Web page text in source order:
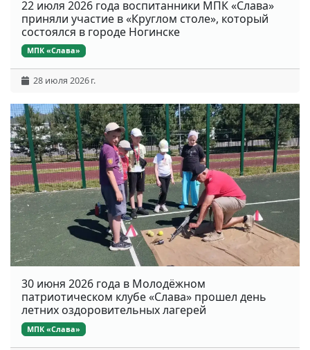
22 июля 2026 года воспитанники МПК «Слава»
приняли участие в «Круглом столе», который
состоялся в городе Ногинске
МПК «Слава»
28 июля 2026 г.
30 июня 2026 года в Молодёжном
патриотическом клубе «Слава» прошел день
летних оздоровительных лагерей
МПК «Слава»